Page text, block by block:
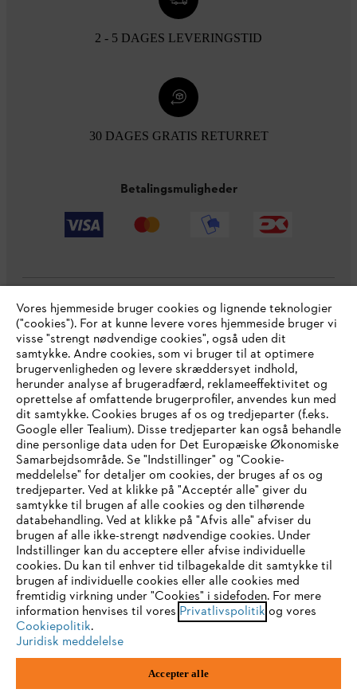
2 - 5 DAGES LEVERINGSTID
30 DAGES GRATIS RETURRET
Betalingsmuligheder
Virksomheden
STIHL FAQ
Service
Generelle vilkår og betingelser Privatlivspolitik
Juridisk meddelelse Cookies
Juridisk information
IHR BROWSER WIRD NICHT
UNTERSTÜTZT
Sie nutzen einen Browser, den wir noch nicht unterstützen. Für
eine optimale Nutzung unserer Seite empfehlen wir Ihnen, zu
einem der folgenden Browser zu wechseln:
Firefox Chrome
Vores hjemmeside bruger cookies og lignende teknologier
("cookies"). For at kunne levere vores hjemmeside bruger vi
visse "strengt nødvendige cookies", også uden dit
samtykke. Andre cookies, som vi bruger til at optimere
brugervenligheden og levere skræddersyet indhold,
herunder analyse af brugeradfærd, reklameeffektivitet og
oprettelse af omfattende brugerprofiler, anvendes kun med
dit samtykke. Cookies bruges af os og tredjeparter (f.eks.
Google eller Tealium). Disse tredjeparter kan også behandle
dine personlige data uden for Det Europæiske Økonomiske
Samarbejdsområde. Se "Indstillinger" og "Cookie-
meddelelse" for detaljer om cookies, der bruges af os og
tredjeparter. Ved at klikke på "Acceptér alle" giver du
samtykke til brugen af alle cookies og den tilhørende
databehandling. Ved at klikke på "Afvis alle" afviser du
brugen af alle ikke-strengt nødvendige cookies. Under
Indstillinger kan du acceptere eller afvise individuelle
cookies. Du kan til enhver tid tilbagekalde dit samtykke til
brugen af individuelle cookies eller alle cookies med
fremtidig virkning under "Cookies" i sidefoden. For mere
information henvises til vores Privatlivspolitik og vores
Cookiepolitik.
Juridisk meddelelse
Accepter alle